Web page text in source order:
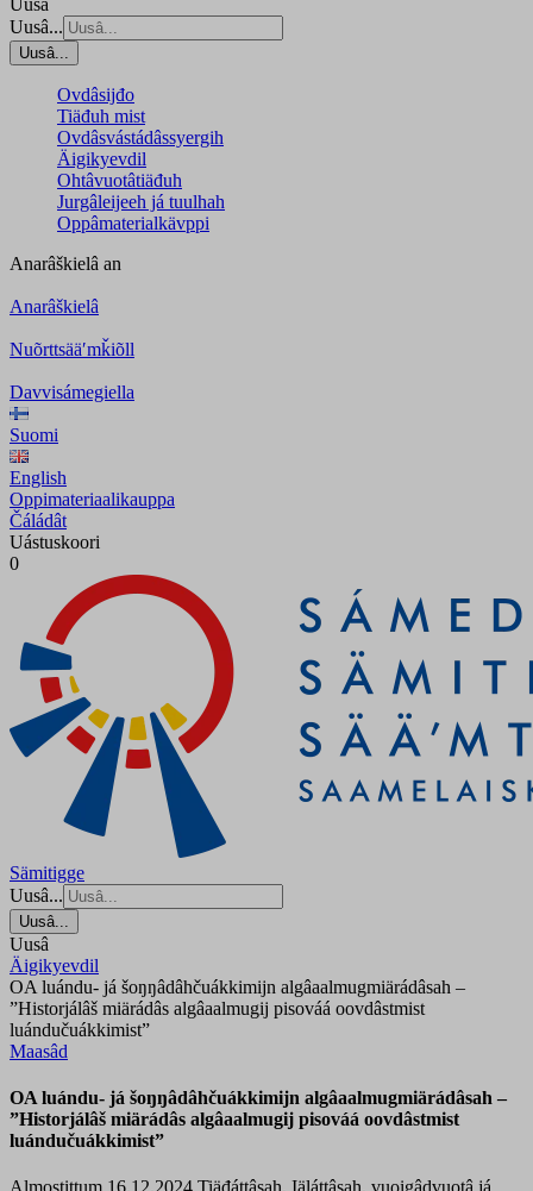
Uusâ...
Uusâ...
Ovdâsijđo
Tiäđuh mist
Ovdâsvástádâssyergih
Äigikyevdil
Ohtâvuotâtiäđuh
Jurgâleijeeh já tuulhah
Oppâmaterialkävppi
Anarâškielâ an
Anarâškielâ
Nuõrttsääʹmǩiõll
Davvisámegiella
Suomi
English
Oppimateriaalikauppa
Čáládât
Uástuskoori
0
Sämitigge
Uusâ...
Uusâ...
Uusâ
Äigikyevdil
OA luándu- já šoŋŋâdâhčuákkimijn algâaalmugmiärádâsah –
”Historjálâš miärádâs algâaalmugij pisováá oovdâstmist
luándučuákkimist”
Maasâd
OA luándu- já šoŋŋâdâhčuákkimijn algâaalmugmiärádâsah –
”Historjálâš miärádâs algâaalmugij pisováá oovdâstmist
luándučuákkimist”